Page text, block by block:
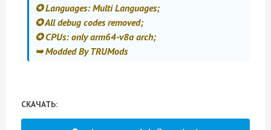
✪ Languages: Multi Languages;
✪ All debug codes removed;
✪ CPUs: only arm64-v8a arch;
➥ Modded By TRUMods
СКАЧАТЬ: